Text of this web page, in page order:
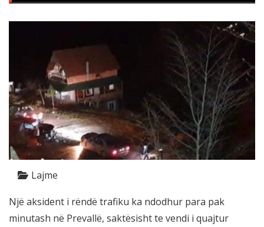
Lajme
Një aksident i rëndë trafiku ka ndodhur para pak
minutash në Prevallë, saktësisht te vendi i quajtur